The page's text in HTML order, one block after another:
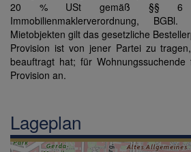
20 % USt gemäß §§ 6
Immobilienmaklerverordnung,
Mietobjekten gilt das gesetzliche
Provision ist von jener Partei zu
beauftragt hat; für Wohnungssuchende
Provision an.
Lageplan